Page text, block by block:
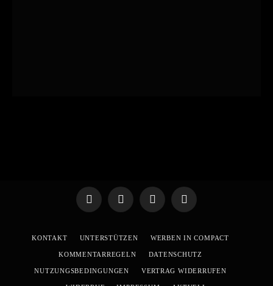
TelegramWhatsApp
X
YouTube
KONTAKT UNTERSTÜTZEN WERBEN IN COMPACT
KOMMENTARREGELN DATENSCHUTZ
NUTZUNGSBEDINGUNGEN VERTRAG WIDERRUFEN